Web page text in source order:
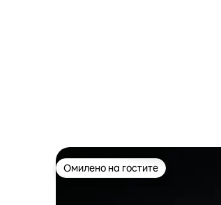
Омилено на гостите
Омилено на гостите